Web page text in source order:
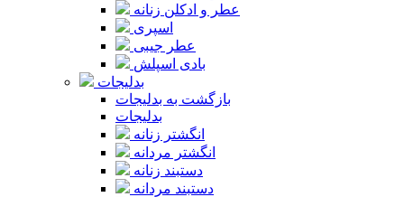
عطر و ادکلن زنانه
اسپری
عطر جیبی
بادی اسپلش
بدلیجات
بازگشت به بدلیجات
بدلیجات
انگشتر زنانه
انگشتر مردانه
دستبند زنانه
دستبند مردانه